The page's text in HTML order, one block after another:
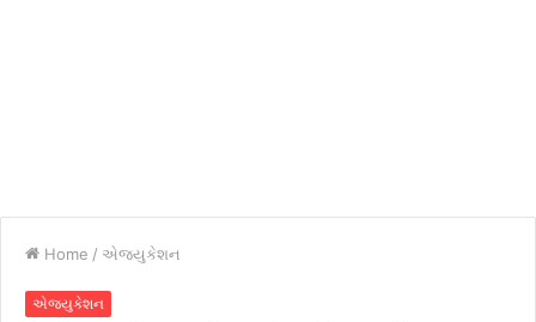
Home / એજ્યુકેશન
એજ્યુકેશન